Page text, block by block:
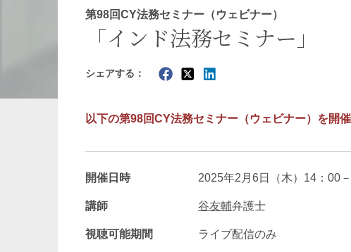
エネルギー・資源 ライフサイエンス・製
製造業 ファッション・小売
第98回CY法務セミナー（ウェビナー）
「インド法務セミナー」
シェアする：
以下の第98回CY法務セミナー（ウェビナー）を開催
開催日時 2025年2月6日（木）14：00
講師 谷友輔弁護士
視聴可能期間 ライブ配信のみ